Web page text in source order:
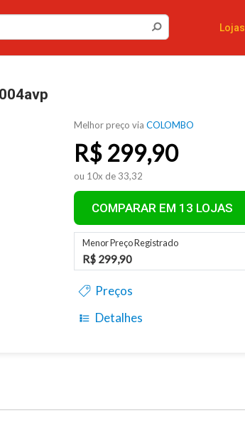
Lojas
Melhor preço via COLOMBO
R$299,90
ou 10x de 33,32
COMPARAR EM 13 LOJAS
Menor Preço Registrado
R$ 299,90
Preços
Detalhes